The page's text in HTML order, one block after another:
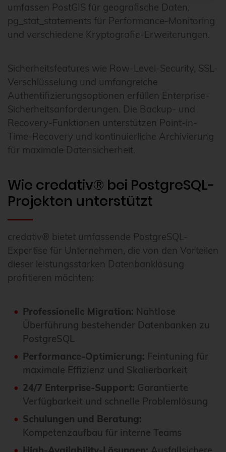
umfassen PostGIS für geografische Daten,
pg_stat_statements für Performance-Monitoring
und verschiedene Kryptografie-Erweiterungen.
Sicherheitsfeatures wie Row-Level-Security, SSL-
Verschlüsselung und umfangreiche
Authentifizierungsoptionen erfüllen Enterprise-
Sicherheitsanforderungen. Die Backup- und
Recovery-Funktionen unterstützen Point-in-
Time-Recovery und kontinuierliche Archivierung
für maximale Datensicherheit.
Wie credativ® bei PostgreSQL-
Projekten unterstützt
credativ® bietet umfassende PostgreSQL-
Expertise für Unternehmen, die von den Vorteilen
dieser leistungsstarken Datenbanklösung
profitieren möchten:
Professionelle Migration: Nahtlose
Überführung bestehender Datenbanken zu
PostgreSQL
Performance-Optimierung: Feintuning für
maximale Effizienz und Skalierbarkeit
24/7 Enterprise-Support: Garantierte
Verfügbarkeit und schnelle Problemlösung
Schulungen und Beratung:
Kompetenzaufbau für interne Teams